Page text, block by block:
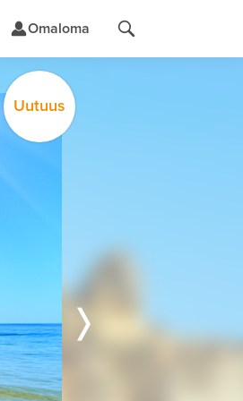
Omaloma
Uutuus